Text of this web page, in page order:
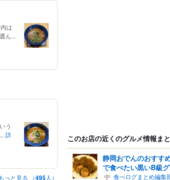
は
ん...
う
詳
っと見る （495人）
このお店の近くのグルメ情報ま
静岡おでんのおすす
で食べたい黒いB級
食べログまとめ編集